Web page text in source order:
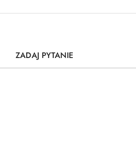
ZADAJ PYTANIE